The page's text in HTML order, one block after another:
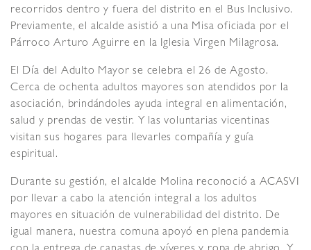
recorridos dentro y fuera del distrito en el Bus Inclusivo.
Previamente, el alcalde asistió a una Misa oficiada por el
Párroco Arturo Aguirre en la Iglesia Virgen Milagrosa.
El Día del Adulto Mayor se celebra el 26 de Agosto.
Cerca de ochenta adultos mayores son atendidos por la
asociación, brindándoles ayuda integral en alimentación,
salud y prendas de vestir. Y las voluntarias vicentinas
visitan sus hogares para llevarles compañía y guía
espiritual.
Durante su gestión, el alcalde Molina reconoció a ACASVI
por llevar a cabo la atención integral a los adultos
mayores en situación de vulnerabilidad del distrito. De
igual manera, nuestra comuna apoyó en plena pandemia